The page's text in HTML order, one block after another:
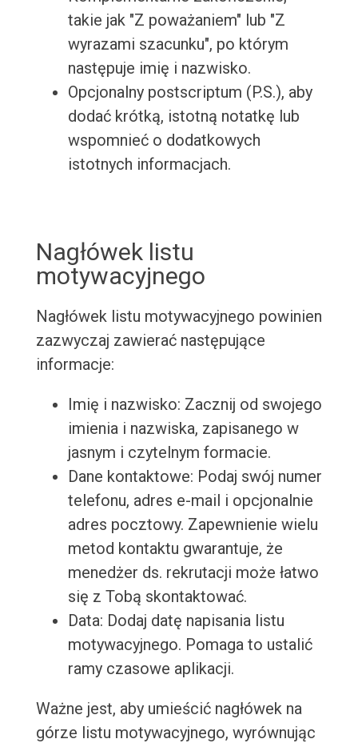
takie jak "Z poważaniem" lub "Z
wyrazami szacunku", po którym
następuje imię i nazwisko.
Opcjonalny postscriptum (P.S.), aby
dodać krótką, istotną notatkę lub
wspomnieć o dodatkowych
istotnych informacjach.
Nagłówek listu
motywacyjnego
Nagłówek listu motywacyjnego powinien
zazwyczaj zawierać następujące
informacje:
Imię i nazwisko: Zacznij od swojego
imienia i nazwiska, zapisanego w
jasnym i czytelnym formacie.
Dane kontaktowe: Podaj swój numer
telefonu, adres e-mail i opcjonalnie
adres pocztowy. Zapewnienie wielu
metod kontaktu gwarantuje, że
menedżer ds. rekrutacji może łatwo
się z Tobą skontaktować.
Data: Dodaj datę napisania listu
motywacyjnego. Pomaga to ustalić
ramy czasowe aplikacji.
Ważne jest, aby umieścić nagłówek na
górze listu motywacyjnego, wyrównując